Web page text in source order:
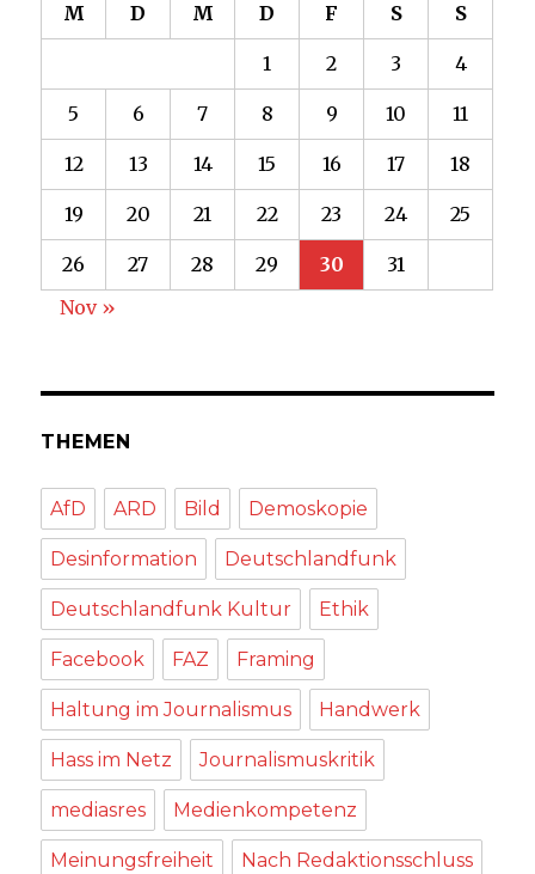
M D M D F S S
1 2 3 4
5 6 7 8 9 10 11
12 13 14 15 16 17 18
19 20 21 22 23 24 25
26 27 28 29 30
31
Nov »
THEMEN
AfD ARD Bild Demoskopie
Desinformation Deutschlandfunk
Deutschlandfunk Kultur Ethik
Facebook FAZ Framing
Haltung im Journalismus Handwerk
Hass im Netz Journalismuskritik
mediasres Medienkompetenz
Meinungsfreiheit Nach Redaktionsschluss